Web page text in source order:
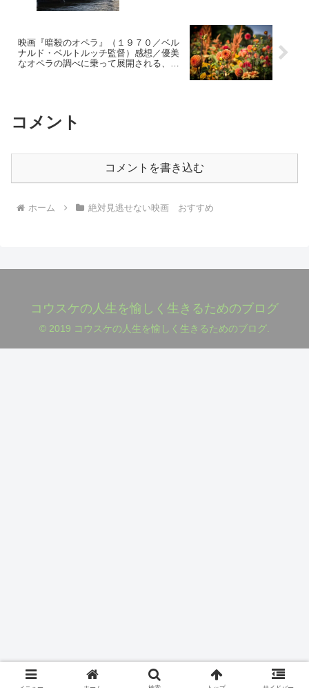
映画『暗殺のオペラ』（１９７０／ベル
ナルド・ベルトルッチ監督）感想／優美
なオペラの調べに乗って展開される、衝
コメント
コメントを書き込む
ホーム 絶対見逃せない映画 おすすめ
コウスケの人生を愉しく生きるためのブログ
© 2019 コウスケの人生を愉しく生きるためのブログ.